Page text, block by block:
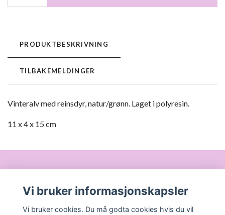
PRODUKTBESKRIVNING
TILBAKEMELDINGER
Vinteralv med reinsdyr, natur/grønn. Laget i polyresin.
11 x 4 x 15 cm
Om ossVi bruker informasjonskapsler
Vi bruker cookies. Du må godta cookies hvis du vil